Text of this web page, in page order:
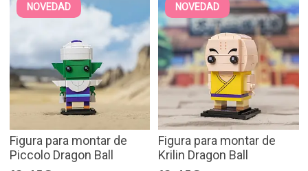
NOVEDAD
Figura para montar de
Piccolo Dragon Ball
NOVEDAD
Figura para montar de
Krilin Dragon Ball